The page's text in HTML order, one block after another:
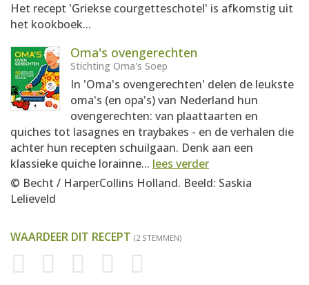
Het recept 'Griekse courgetteschotel' is afkomstig uit
het kookboek...
Oma's ovengerechten
Stichting Oma's Soep
In 'Oma's ovengerechten' delen de leukste
oma's (en opa's) van Nederland hun
ovengerechten: van plaattaarten en
quiches tot lasagnes en traybakes - en de verhalen die
achter hun recepten schuilgaan. Denk aan een
klassieke quiche lorainne... lees verder
© Becht / HarperCollins Holland. Beeld: Saskia
Lelieveld
WAARDEER DIT RECEPT (2 STEMMEN)